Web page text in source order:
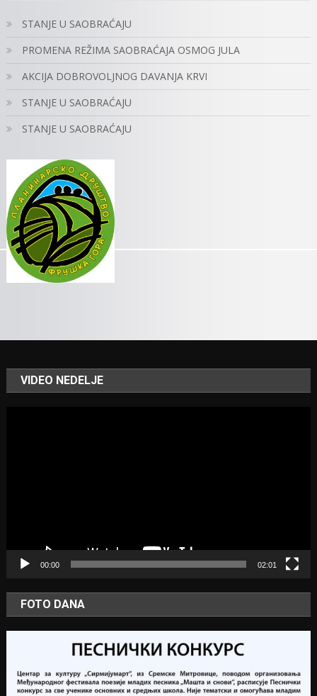
STANJE U SAOBRAĆAJU
PROMENA REŽIMA SAOBRAĆAJA OSMOG JULA
AKCIJA DOBROVOLJNOG DAVANJA KRVI
STANJE U SAOBRAĆAJU
STANJE U SAOBRAĆAJU
VIDEO NEDELJE
00:00 02:01
FOTO DANA